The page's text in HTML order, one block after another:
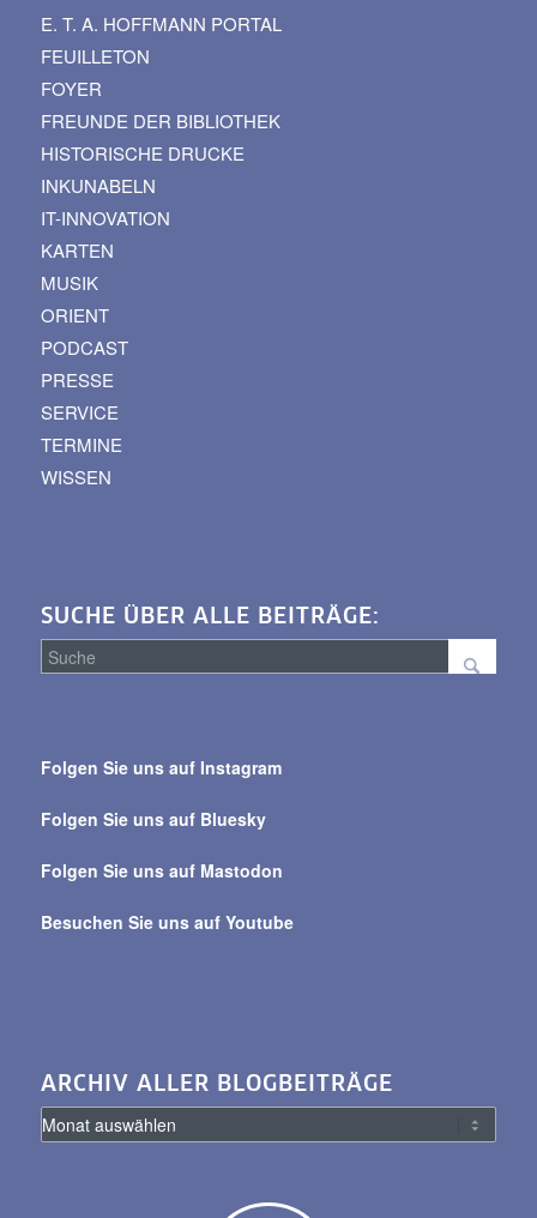
E. T. A. HOFFMANN PORTAL
FEUILLETON
FOYER
FREUNDE DER BIBLIOTHEK
HISTORISCHE DRUCKE
INKUNABELN
IT-INNOVATION
KARTEN
MUSIK
ORIENT
PODCAST
PRESSE
SERVICE
TERMINE
WISSEN
SUCHE ÜBER ALLE BEITRÄGE:
alle
Folgen Sie uns auf Instagram
Folgen Sie uns auf Bluesky
Folgen Sie uns auf Mastodon
Besuchen Sie uns auf Youtube
ARCHIV ALLER BLOGBEITRÄGE